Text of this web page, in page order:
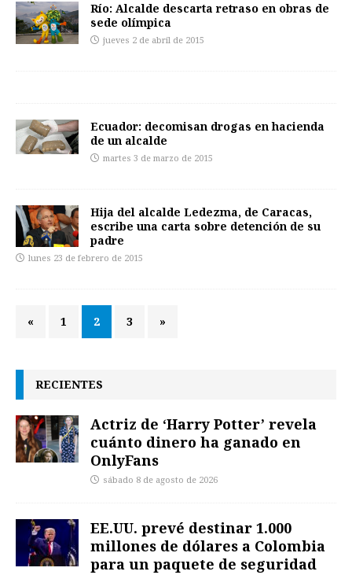
Río: Alcalde descarta retraso en obras de
sede olímpica
jueves 2 de abril de 2015
Ecuador: decomisan drogas en hacienda
de un alcalde
martes 3 de marzo de 2015
Hija del alcalde Ledezma, de Caracas,
escribe una carta sobre detención de su
padre
lunes 23 de febrero de 2015
« 1 2 3 »
RECIENTES
Actriz de ‘Harry Potter’ revela
cuánto dinero ha ganado en
OnlyFans
sábado 8 de agosto de 2026
EE.UU. prevé destinar 1.000
millones de dólares a Colombia
para un paquete de seguridad